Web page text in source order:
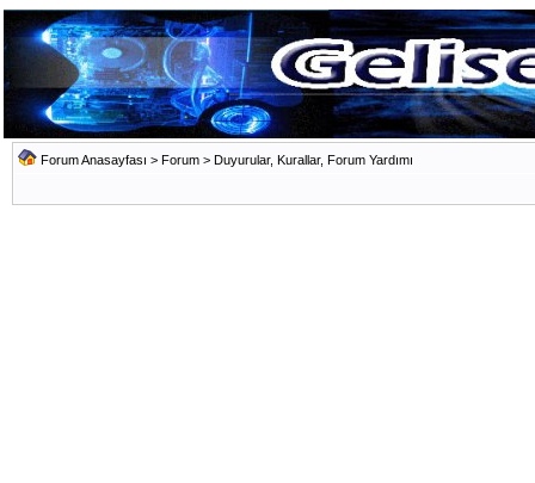
Forum Anasayfası > Forum > Duyurular, Kurallar, Forum Yardımı